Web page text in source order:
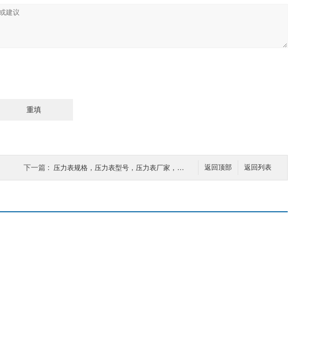
返回列表
返回顶部
下一篇 : 压力表规格，压力表型号，压力表厂家，压力表标准